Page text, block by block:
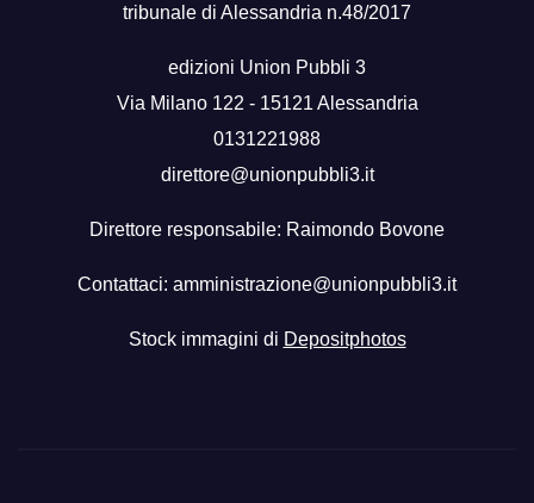
tribunale di Alessandria n.48/2017
edizioni Union Pubbli 3
Via Milano 122 - 15121 Alessandria
0131221988
direttore@unionpubbli3.it
Direttore responsabile: Raimondo Bovone
Contattaci: amministrazione@unionpubbli3.it
Stock immagini di Depositphotos